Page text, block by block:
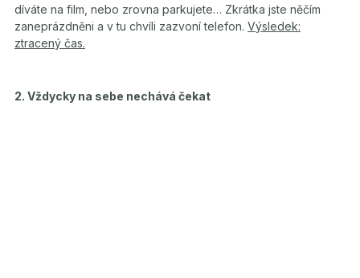
díváte na film, nebo zrovna parkujete… Zkrátka jste něčím
zaneprázdněni a v tu chvíli zazvoní telefon. Výsledek:
ztracený čas.
2. Vždycky na sebe nechává čekat